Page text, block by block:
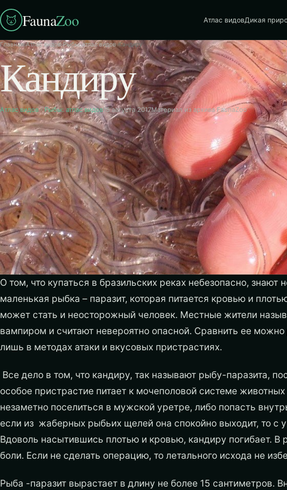
FaunaZoo Атлас видовДикая
Главная›Атлас видов›Рыбы: атлас видов›Кандиру
Кандиру
Атлас видов·Рыбы: атлас видов15 августа 2017Материал из архива FaunaZoo
О том, что купаться в бразильских реках небезопасно, знают
маленькая рыбка – паразит, которая питается кровью и
может стать и неосторожный человек. Местные жители
вампиром и считают невероятно опасной. Сравнить ее можно
лишь в методах атаки и вкусовых пристрастиях.
Все дело в том, что кандиру, так называют рыбу-паразита,
особое пристрастие питает к мочеполовой системе
незаметно поселиться в мужской уретре, либо попасть
если из жаберных рыбьих щелей она спокойно выходит, то с
Вдоволь насытившись плотью и кровью, кандиру погибает. В
боли. Если не сделать операцию, то летального исхода не
Рыба -паразит вырастает в длину не более 15 сантиметров.